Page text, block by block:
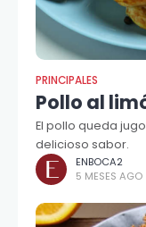
PRINCIPALES
Pollo al
El pollo queda
delicioso sabor.
ENBOCA2
5 MESES AGO